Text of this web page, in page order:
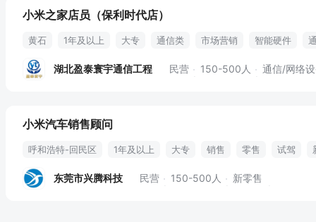
小米之家店员（保利时代店）
黄石 1年及以上 大专 通信类 市场营销 智能硬件
售后
湖北盈泰寰宇通信工程 民营 150-500人 通信/网络设备丨
小米汽车销售顾问
呼和浩特-回民区 1年及以上 大专 销售 零售 试驾
订单签订
东莞市兴腾科技 民营 150-500人 新零售